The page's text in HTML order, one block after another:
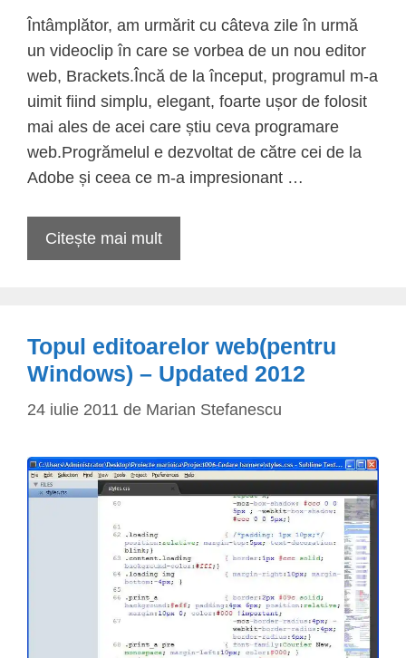
Întâmplător, am urmărit cu câteva zile în urmă
un videoclip în care se vorbea de un nou editor
web, Brackets.Încă de la început, programul m-a
uimit fiind simplu, elegant, foarte ușor de folosit
mai ales de acei care știu ceva programare
web.Progrămelul e dezvoltat de către cei de la
Adobe și ceea ce m-a impresionant …
Citește mai mult
Topul editoarelor web(pentru
Windows) – Updated 2012
24 iulie 2011 de Marian Stefanescu